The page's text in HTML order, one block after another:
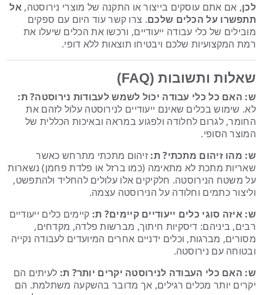
לכן, אם אתם עוסקים בייצור או התקנה של מוצרי נירוסטה, אל
תתפשרו על הכלים שלכם. צרו קשר עוד היום עם ספקים
מובילים של כלי עבודה ייעודיים, ורכשו את הכלים שיעלו את
רמת המקצועיות שלכם ויבטיחו תוצאות ללא דופי.
שאלות ותשובות (FAQ)
ש: האם כל כלי עבודה יכול לשמש לעבודות נירוסטה? ת:
לא. שימוש בכלים שאינם ייעודיים לנירוסטה עלול לזהם את
החומר, לגרום לחלודה ולפגוע במראה ובאיכות הכללית של
המוצר הסופי.
ש: מהו זיהום מתכתי? ת:זיהום מתכתי מתרחש כאשר
שאריות מתכת לא מתאימה (כמו ברזל או פלדת פחמן) נשארות
על משטח הנירוסטה. חלקיקים אלו עלולים להחליד ולהתפשט,
וליצור כתמים וחלודה על הנירוסטה עצמה.
ש: איזה סוגי כלים ייעודיים קיימים? ת:קיימים כלים ייעודיים
רבים, ביניהם: דיסקיות חיתוך, מברשות פלדה, מקדחים,
מסורים, מברגות, וכלים ידניים אחרים המיועדים לעבודה נקייה
ובטוחה עם נירוסטה.
ש: האם כלי העבודה לנירוסטה יקרים יותר? ת:לעיתים הם
יקרים יותר מכלים רגילים, אך מדובר בהשקעה משתלמת. הם